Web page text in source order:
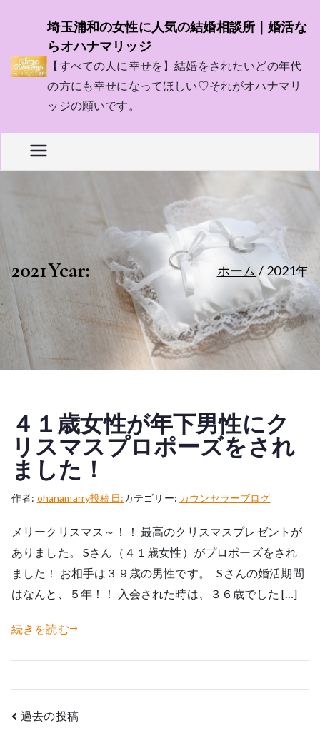
プ
埼玉浦和の女性に人気の結婚相談所｜婚活な
らオハナマリッジ
【すべての人に幸せを】結婚をされたいどの年代
の方にも幸せになってほしい♡それがオハナマリ
ッジの願いです。
2021Year: ホーム 2021年
４１歳女性が年下男性にク
リスマスプロポーズをされ
ました！
作者: ohanamarry投稿日:カテゴリー: カウンセラーブログ
メリークリスマス～！！ 最高のクリスマスプレゼントが
ありました。 Sさん（４１歳女性）がプロポーズをされ
ました！ お相手は３９歳の男性です。 Sさんの婚活期間
はなんと、５年！！ 入会された時は、３６歳でした […]
続きを読む
投
過去の投稿